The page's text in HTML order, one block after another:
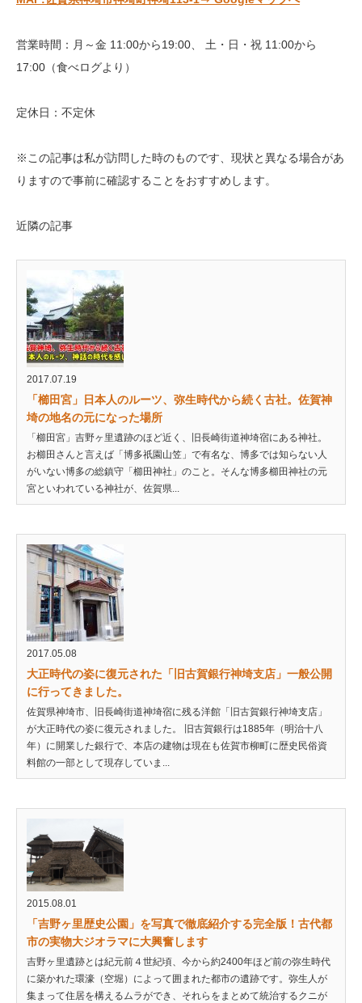
営業時間：月～金 11:00から19:00、 土・日・祝 11:00から
17:00（食べログより）
定休日：不定休
※この記事は私が訪問した時のものです、現状と異なる場合があ
りますので事前に確認することをおすすめします。
近隣の記事
2017.07.19
「櫛田宮」日本人のルーツ、弥生時代から続く古社。佐賀神
埼の地名の元になった場所
「櫛田宮」吉野ヶ里遺跡のほど近く、旧長崎街道神埼宿にある神社。
お櫛田さんと言えば「博多祇園山笠」で有名な、博多では知らない人
がいない博多の総鎮守「櫛田神社」のこと。そんな博多櫛田神社の元
宮といわれている神社が、佐賀県...
2017.05.08
大正時代の姿に復元された「旧古賀銀行神埼支店」一般公開
に行ってきました。
佐賀県神埼市、旧長崎街道神埼宿に残る洋館「旧古賀銀行神埼支店」
が大正時代の姿に復元されました。 旧古賀銀行は1885年（明治十八
年）に開業した銀行で、本店の建物は現在も佐賀市柳町に歴史民俗資
料館の一部として現存していま...
2015.08.01
「吉野ヶ里歴史公園」を写真で徹底紹介する完全版！古代都
市の実物大ジオラマに大興奮します
吉野ヶ里遺跡とは紀元前４世紀頃、今から約2400年ほど前の弥生時代
に築かれた環濠（空堀）によって囲まれた都市の遺跡です。弥生人が
集まって住居を構えるムラができ、それらをまとめて統治するクニが